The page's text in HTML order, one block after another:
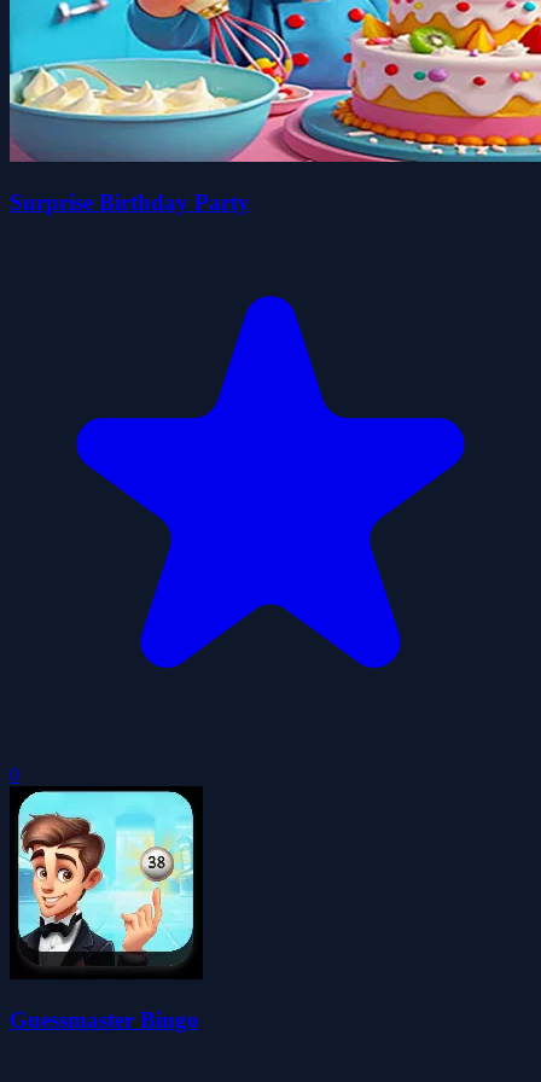
Surprise Birthday Party
0
Guessmaster Bingo